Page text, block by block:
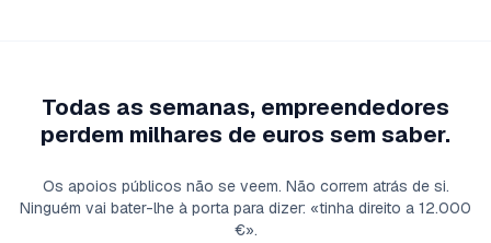
Todas as semanas, empreendedores
perdem milhares de euros sem saber.
Os apoios públicos não se veem. Não correm atrás de si.
Ninguém vai bater-lhe à porta para dizer: «tinha direito a 12.000
€».